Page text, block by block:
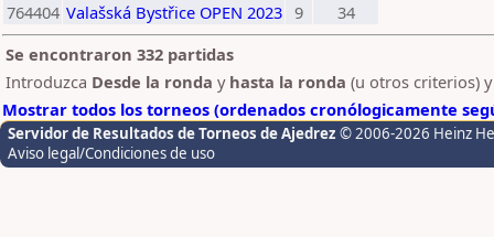
764404 Valašská Bystřice OPEN 2023 9
34
Se encontraron 332 partidas
Introduzca Desde la ronda y hasta la ronda (u otros criterios)
Mostrar todos los torneos (ordenados cronólogicamente
Servidor de Resultados de Torneos de Ajedrez © 2006-2026 Heinz
Aviso legal/Condiciones de uso